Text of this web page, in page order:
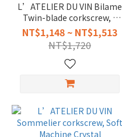
L’ATELIER DU VIN Bilame
Twin-blade corkscrew, 2
color
NT$1,148 ~ NT$1,513
NT$1,720